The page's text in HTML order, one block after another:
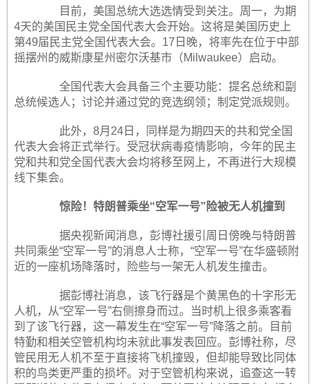
目前，美国总统大选选情受到关注。周一，为期
4天的美国民主党全国代表大会开始。这将是美国历史上
第49届民主党全国代表大会。17日晚，将率先在位于中部
摇摆州的威斯康星州密尔沃基市（Milwaukee）启动。
全国代表大会具备三个主要功能：提名总统和副
总统候选人；讨论并通过党的竞选纲领；制定党派规则。
此外，8月24日，同样是为期四天的共和党全国
代表大会将正式举行。受冠状病毒疫情影响，今年的民主
党和共和党全国代表大会均将移至网上，不再进行大规模
线下集会。
惊险！特朗普乘坐“空军一号”险被无人机撞到
据央视新闻消息，彭博社援引周日傍晚与特朗普
共同乘坐“空军一号”的消息人士称，“空军一号”在华盛顿附
近的一座机场降落时，险些与一架无人机发生撞击。
据彭博社消息，该飞行器是个黄黑色的十字形无
人机，从“空军一号”右侧擦身而过。当时机上很多乘客看
到了该飞行器，这一幕发生在“空军一号”降落之前。目前
特勤和相关空管机构均未就此事发表回应。彭博社称，尽
管民用无人机不至于直接将飞机撞毁，但却能导致比同体
积的鸟类更严重的损坏。对于空管机构来说，追查这一转